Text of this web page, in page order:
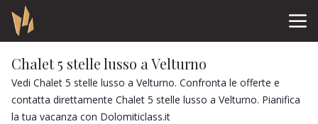
Chalet 5 stelle lusso a Velturno
Vedi Chalet 5 stelle lusso a Velturno. Confronta le offerte e
contatta direttamente Chalet 5 stelle lusso a Velturno. Pianifica
la tua vacanza con Dolomiticlass.it